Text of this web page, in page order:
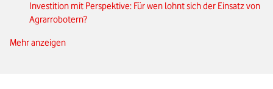
Investition mit Perspektive: Für wen lohnt sich der Einsatz von
Agrarrobotern?
Rechtliche Rahmenbedingungen für KI-Roboter in der
Mehr anzeigen